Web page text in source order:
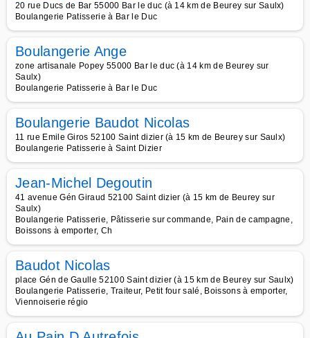
20 rue Ducs de Bar 55000 Bar le duc (à 14 km de Beurey sur Saulx)
Boulangerie Patisserie à Bar le Duc
Boulangerie Ange
zone artisanale Popey 55000 Bar le duc (à 14 km de Beurey sur
Saulx)
Boulangerie Patisserie à Bar le Duc
Boulangerie Baudot Nicolas
11 rue Emile Giros 52100 Saint dizier (à 15 km de Beurey sur Saulx)
Boulangerie Patisserie à Saint Dizier
Jean-Michel Degoutin
41 avenue Gén Giraud 52100 Saint dizier (à 15 km de Beurey sur
Saulx)
Boulangerie Patisserie, Pâtisserie sur commande, Pain de campagne,
Boissons à emporter, Ch
Baudot Nicolas
place Gén de Gaulle 52100 Saint dizier (à 15 km de Beurey sur Saulx)
Boulangerie Patisserie, Traiteur, Petit four salé, Boissons à emporter,
Viennoiserie régio